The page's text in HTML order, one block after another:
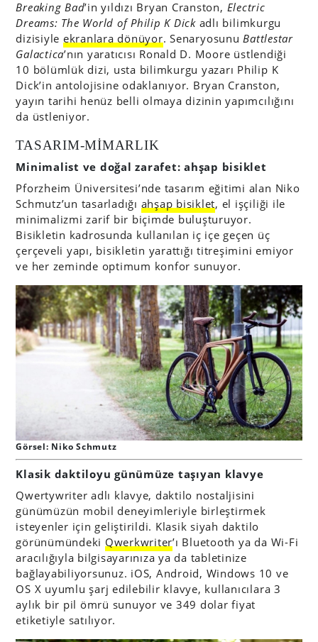
Breaking Bad’in yıldızı Bryan Cranston, Electric
Dreams: The World of Philip K Dickadlı bilimkurgu
dizisiyle ekranlara dönüyor. Senaryosunu Battlestar
Galactica’nın yaratıcısı Ronald D. Moore üstlendiği
10 bölümlük dizi, usta bilimkurgu yazarı Philip K
Dick’in antolojisine odaklanıyor. Bryan Cranston,
yayın tarihi henüz belli olmaya dizinin yapımcılığını
da üstleniyor.
TASARIM-MİMARLIK
Minimalist ve doğal zarafet: ahşap bisiklet
Pforzheim Üniversitesi’nde tasarım eğitimi alan Niko
Schmutz’un tasarladığı ahşap bisiklet, el işçiliği ile
minimalizmi zarif bir biçimde buluşturuyor.
Bisikletin kadrosunda kullanılan iç içe geçen üç
çerçeveli yapı, bisikletin yarattığı titreşimini emiyor
ve her zeminde optimum konfor sunuyor.
Görsel: Niko Schmutz
Klasik daktiloyu günümüze taşıyan klavye
Qwertywriter adlı klavye, daktilo nostaljisini
günümüzün mobil deneyimleriyle birleştirmek
isteyenler için geliştirildi. Klasik siyah daktilo
görünümündeki Qwerkwriter’ı Bluetooth ya da Wi-Fi
aracılığıyla bilgisayarınıza ya da tabletinize
bağlayabiliyorsunuz. iOS, Android, Windows 10 ve
OS X uyumlu şarj edilebilir klavye, kullanıcılara 3
aylık bir pil ömrü sunuyor ve 349 dolar fiyat
etiketiyle satılıyor.